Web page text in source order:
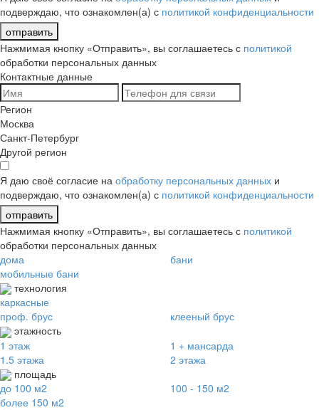
подверждаю, что ознакомлен(а) с политикой конфиденциальности
отправить
Нажмимая кнопку «Отправить», вы соглашаетесь с политикой
обработки персональных данных
Контактные данные
Регион
Москва
Санкт-Петербург
Другой регион
Я даю своё согласие на обработку персональных данных и
подверждаю, что ознакомлен(а) с политикой конфиденциальности
отправить
Нажмимая кнопку «Отправить», вы соглашаетесь с политикой
обработки персональных данных
дома
бани
мобильные бани
технология
каркасные
проф. брус
клееный брус
этажность
1 этаж
1 + мансарда
1.5 этажа
2 этажа
площадь
до 100 м2
100 - 150 м2
более 150 м2